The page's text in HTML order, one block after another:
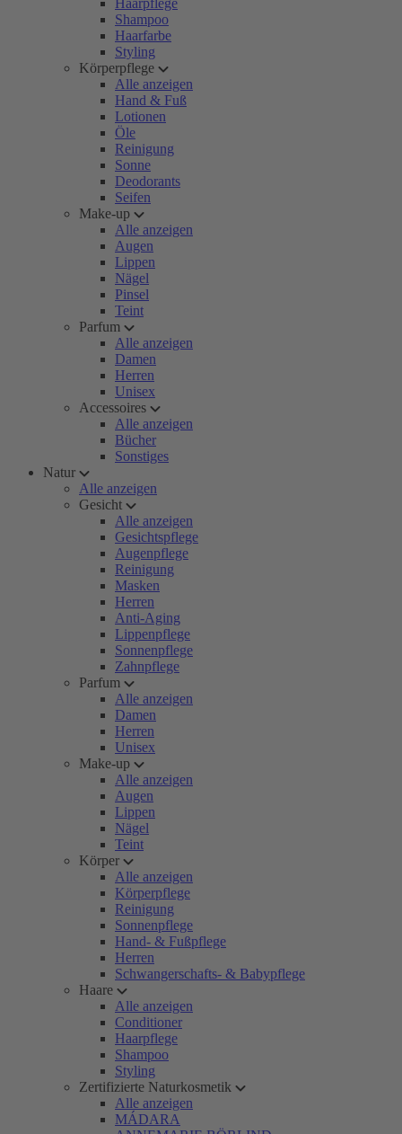
Haarpflege
Shampoo
Haarfarbe
Styling
Körperpflege
Alle anzeigen
Hand & Fuß
Lotionen
Öle
Reinigung
Sonne
Deodorants
Seifen
Make-up
Alle anzeigen
Augen
Lippen
Nägel
Pinsel
Teint
Parfum
Alle anzeigen
Damen
Herren
Unisex
Accessoires
Alle anzeigen
Bücher
Sonstiges
Natur
Alle anzeigen
Gesicht
Alle anzeigen
Gesichtspflege
Augenpflege
Reinigung
Masken
Herren
Anti-Aging
Lippenpflege
Sonnenpflege
Zahnpflege
Parfum
Alle anzeigen
Damen
Herren
Unisex
Make-up
Alle anzeigen
Augen
Lippen
Nägel
Teint
Körper
Alle anzeigen
Körperpflege
Reinigung
Sonnenpflege
Hand- & Fußpflege
Herren
Schwangerschafts- & Babypflege
Haare
Alle anzeigen
Conditioner
Haarpflege
Shampoo
Styling
Zertifizierte Naturkosmetik
Alle anzeigen
MÁDARA